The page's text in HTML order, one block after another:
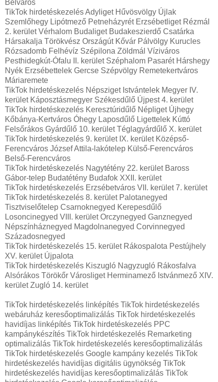
Belváros
TikTok hirdetéskezelés Adyliget Hűvösvölgy Újlak
Szemlőhegy Lipótmező Petneházyrét Erzsébetliget Rézmál
2. kerület Vérhalom Budaliget Budakeszierdő Csatárka
Hársakalja Törökvész Országút Kővár Pálvölgy Kurucles
Rózsadomb Felhévíz Szépilona Zöldmál Víziváros
Pesthidegkút-Ófalu II. kerület Széphalom Pasarét Hárshegy
Nyék Erzsébettelek Gercse Szépvölgy Remetekertváros
Máriaremete
TikTok hirdetéskezelés Népsziget Istvántelek Megyer IV.
kerület Káposztásmegyer Székesdűlő Újpest 4. kerület
TikTok hirdetéskezelés Keresztúridűlő Népliget Újhegy
Kőbánya-Kertváros Óhegy Laposdűlő Ligettelek Kúttó
Felsőrákos Gyárdűlő 10. kerület Téglagyárdűlő X. kerület
TikTok hirdetéskezelés 9. kerület IX. kerület Középső-
Ferencváros József Attila-lakótelep Külső-Ferencváros
Belső-Ferencváros
TikTok hirdetéskezelés Nagytétény 22. kerület Baross
Gábor-telep Budatétény Budafok XXII. kerület
TikTok hirdetéskezelés Erzsébetváros VII. kerület 7. kerület
TikTok hirdetéskezelés 8. kerület Palotanegyed
Tisztviselőtelep Csarnoknegyed Kerepesdűlő
Losoncinegyed VIII. kerület Orczynegyed Ganznegyed
Népszínháznegyed Magdolnanegyed Corvinnegyed
Századosnegyed
TikTok hirdetéskezelés 15. kerület Rákospalota Pestújhely
XV. kerület Újpalota
TikTok hirdetéskezelés Kiszugló Nagyzugló Rákosfalva
Alsórákos Törökőr Városliget Herminamező Istvánmező XIV.
kerület Zugló 14. kerület
TikTok hirdetéskezelés linképítés TikTok hirdetéskezelés
webáruház keresőoptimalizálás TikTok hirdetéskezelés
havidíjas linképítés TikTok hirdetéskezelés PPC
kampánykészítés TikTok hirdetéskezelés Remarketing
optimalizálás TikTok hirdetéskezelés keresőoptimalizálás
TikTok hirdetéskezelés Google kampány kezelés TikTok
hirdetéskezelés havidíjas digitális ügynökség TikTok
hirdetéskezelés havidíjas keresőoptimalizálás TikTok